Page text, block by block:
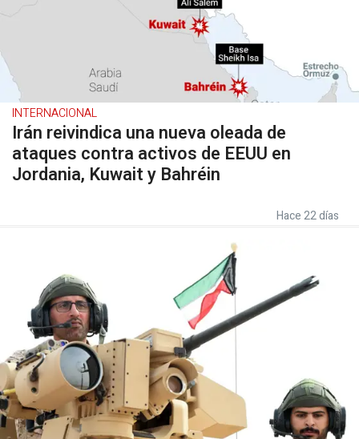
INTERNACIONAL
Irán reivindica una nueva oleada de
ataques contra activos de EEUU en
Jordania, Kuwait y Bahréin
Hace 22 días